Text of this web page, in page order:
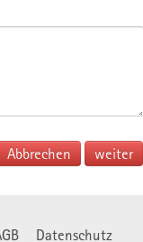
Abbrechen
Datenschutz